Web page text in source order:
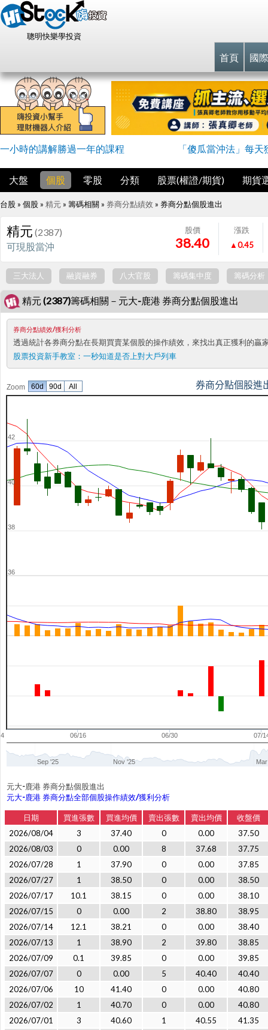
聰明快樂學投資
首頁 國
一小時的講解勝過一年的課程 「傻瓜當沖法」每
大盤 個股 零股 分類 股票(權證/期貨) 期貨
台股 » 個股 » 精元 » 籌碼相關 » 券商分點績效 » 券商分點個股進出
精元 (2387)
可現股當沖
股價
38.40
漲跌
▲0.45
三大法人 融資融券 八大官股 籌碼集中度 籌碼分析
精元 (2387)籌碼相關－元大-鹿港 券商分點個股進出
券商分點績效/獲利分析
透過統計各券商分點在長期買賣某個股的操作績效，來找出真正獲利的
股票投資新手教室： 一秒知道是否上對大戶列車
Zoom 券商分點個股進
06/16 06/30 07/
36
38
40
42
Sep '25 Nov '25
60d 90d All
元大-鹿港 券商分點個股進出
元大-鹿港 券商分點全部個股操作績效/獲利分析
日期 買進張數 買進均價 賣出張數 賣出均價
收盤價
2026/08/04
3 37.40 0 0.00
37.50
2026/08/03
0 0.00 8 37.68
37.75
2026/07/28
1 37.90 0 0.00
37.85
2026/07/27
1 38.50 0 0.00
38.50
2026/07/17
10.1 38.15 0 0.00
38.10
2026/07/15
0 0.00 2 38.80
38.95
2026/07/14
12.1 38.21 0 0.00
38.40
2026/07/13
1 38.90 2 39.80
38.85
2026/07/09
0.1 39.85 0 0.00
39.85
2026/07/07
0 0.00 5 40.40
40.40
2026/07/06
10 41.40 0 0.00
40.80
2026/07/02
1 40.70 0 0.00
40.80
2026/07/01
3 40.60 1 40.55
41.35